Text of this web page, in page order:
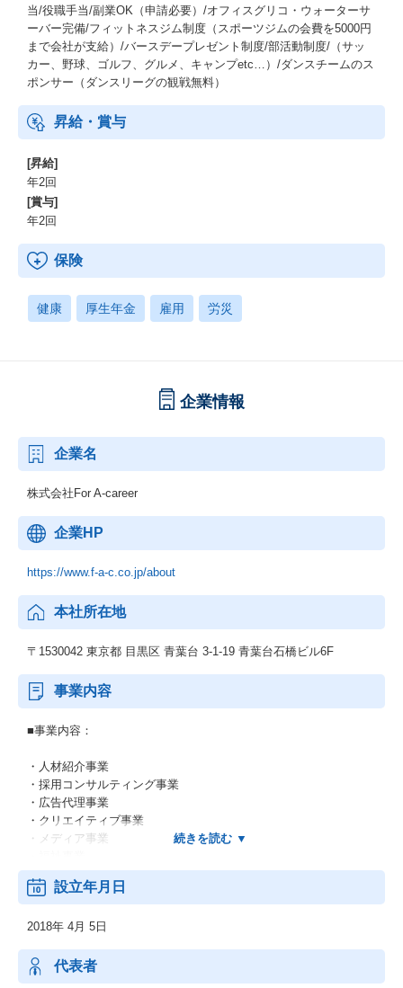
当/役職手当/副業OK（申請必要）/オフィスグリコ・ウォーターサ
ーバー完備/フィットネスジム制度（スポーツジムの会費を5000円
まで会社が支給）/バースデープレゼント制度/部活動制度/（サッ
カー、野球、ゴルフ、グルメ、キャンプetc…）/ダンスチームのス
ポンサー（ダンスリーグの観戦無料）
昇給・賞与
[昇給]
年2回
[賞与]
年2回
保険
健康 厚生年金 雇用 労災
企業情報
企業名
株式会社For A-career
企業HP
https://www.f-a-c.co.jp/about
本社所在地
〒1530042 東京都 目黒区 青葉台 3-1-19 青葉台石橋ビル6F
事業内容
■事業内容：
・人材紹介事業
・採用コンサルティング事業
・広告代理事業
・クリエイティブ事業
・メディア事業
・DX事業
若手主体（特に20代が中心）の組織で、スピード感を重視した文
化が根付いています。
年齢や経験に関係なく主体性・挑戦意欲を評価し、実績と人間性
次第で若くしてリーダーや責任ある役割を任される機会が多いで
設立年月日
2018年 4月 5日
代表者